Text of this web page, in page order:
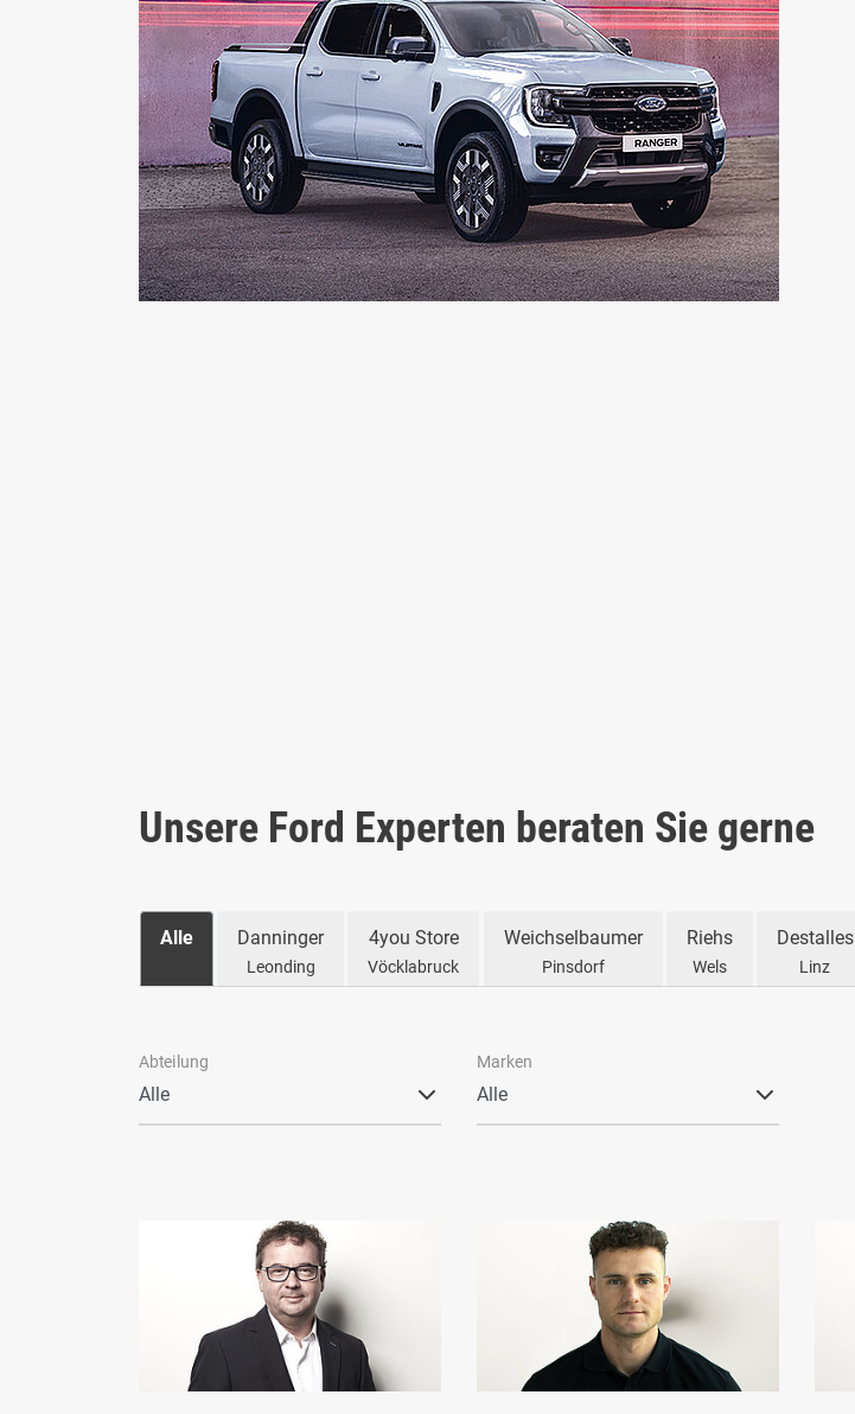
Unsere Ford Experten beraten Sie gerne
Alle Danninger
Leonding
4you Store
Vöcklabruck
Weichselbaumer
Pinsdorf
Riehs
Wels
Destalles
Linz
Abteilung Marken